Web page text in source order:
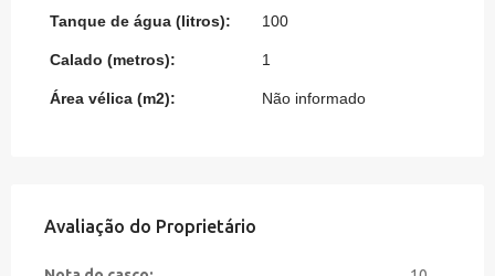
Tanque de água (litros): 100
Calado (metros): 1
Área vélica (m2): Não informado
Avaliação do Proprietário